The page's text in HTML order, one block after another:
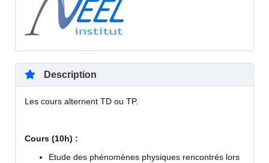
Description
Les cours alternent TD ou TP.
Cours (10h) :
Etude des phénomènes physiques rencontrés lors